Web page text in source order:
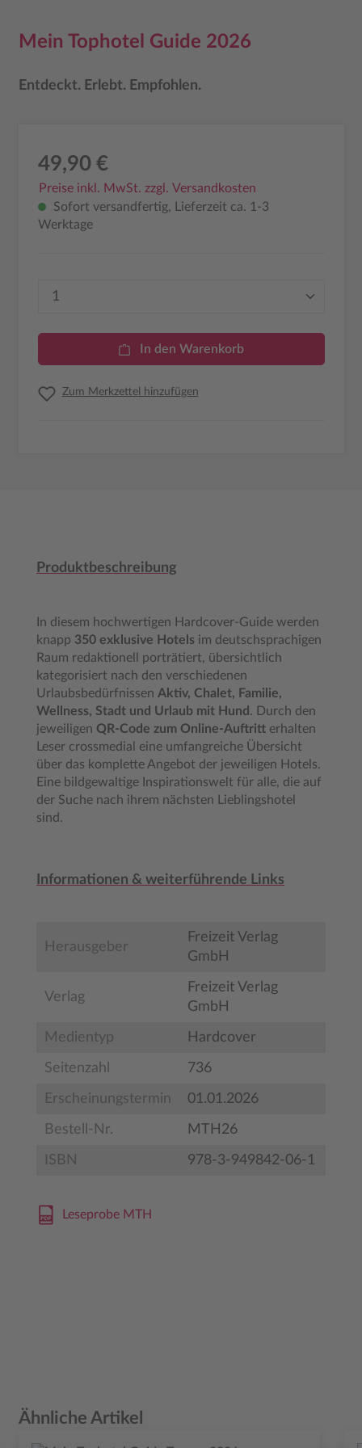
Mein Tophotel Guide 2026
Entdeckt. Erlebt. Empfohlen.
49,90 €
Preise inkl. MwSt. zzgl. Versandkosten
Sofort versandfertig, Lieferzeit ca. 1-3
Werktage
Produkt Anzahl: Gib den gewünschten
In den Warenkorb
Zum Merkzettel hinzufügen
Produktbeschreibung
In diesem hochwertigen Hardcover-Guide werden
knapp 350 exklusive Hotels im deutschsprachigen
Raum redaktionell porträtiert, übersichtlich
kategorisiert nach den verschiedenen
Urlaubsbedürfnissen Aktiv, Chalet, Familie,
Wellness, Stadt und Urlaub mit Hund . Durch den
jeweiligen QR-Code zum Online-Auftritt erhalten
Leser crossmedial eine umfangreiche Übersicht
über das komplette Angebot der jeweiligen Hotels.
Eine bildgewaltige Inspirationswelt für alle, die auf
der Suche nach ihrem nächsten Lieblingshotel
sind.
Informationen & weiterführende Links
Herausgeber
Freizeit Verlag
GmbH
Verlag
Freizeit Verlag
GmbH
Medientyp Hardcover
Seitenzahl 736
Erscheinungstermin 01.01.2026
Bestell-Nr. MTH26
ISBN 978-3-949842-06-1
Leseprobe MTH
Produktgalerie überspringen
Ähnliche Artikel